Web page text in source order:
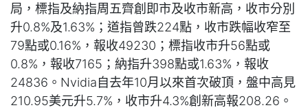
局，標指及納指周五齊創即市及收市新高，收市分別
升0.8%及1.63%；道指曾跌224點，收市跌幅收窄至
79點或0.16%，報收49230；標指收市升56點或
0.8%，報收7165；納指升398點或1.63%，報收
24836。Nvidia自去年10月以來首次破頂，盤中高見
210.95美元升5.7%，收市升4.3%創新高報208.26。